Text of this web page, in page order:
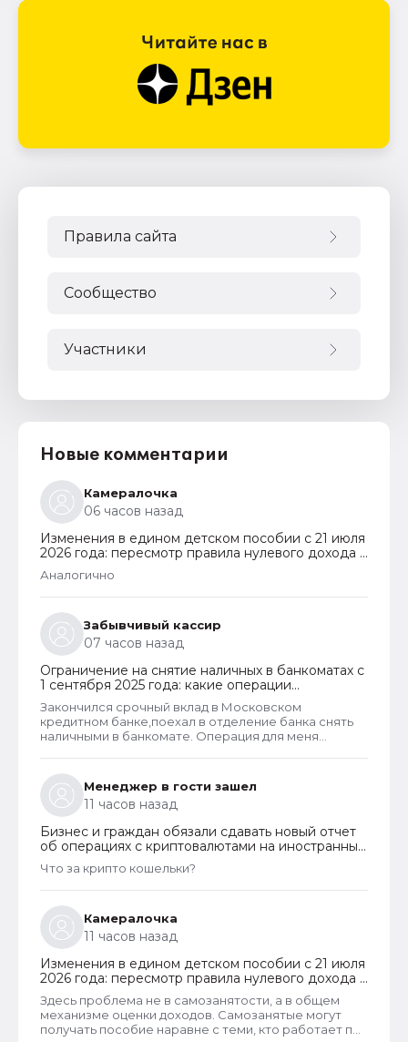
Правила сайта
Сообщество
Участники
Новые комментарии
Камералочка
06 часов назад
Изменения в едином детском пособии с 21 июля
2026 года: пересмотр правила нулевого дохода и
новый порядок оформления пособий по месту
пребывания
Аналогично
Забывчивый кассир
07 часов назад
Ограничение на снятие наличных в банкоматах с
1 сентября 2025 года: какие операции
заблокируют и как отменить запрет
Закончился срочный вклад в Московском
кредитном банке,поехал в отделение банка снять
наличными в банкомате. Операция для меня
ликвидировали.
Менеджер в гости зашел
11 часов назад
Бизнес и граждан обязали сдавать новый отчет
об операциях с криптовалютами на иностранных
платформах
Что за крипто кошельки?
Камералочка
11 часов назад
Изменения в едином детском пособии с 21 июля
2026 года: пересмотр правила нулевого дохода и
новый порядок оформления пособий по месту
пребывания
Здесь проблема не в самозанятости, а в общем
механизме оценки доходов. Самозанятые могут
получать пособие наравне с теми, кто работает по